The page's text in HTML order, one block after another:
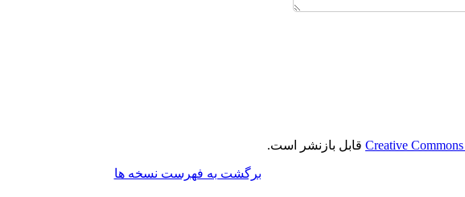
Creative قابل بازنشر است.
برگشت به فهرست نسخه ها